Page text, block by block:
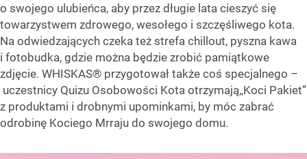
o swojego ulubieńca, aby przez długie lata cieszyć się
towarzystwem zdrowego, wesołego i szczęśliwego kota.
Na odwiedzających czeka też strefa chillout, pyszna kawa
i fotobudka, gdzie można będzie zrobić pamiątkowe
zdjęcie. WHISKAS® przygotował także coś specjalnego –
uczestnicy Quizu Osobowości Kota otrzymają,,Koci Pakiet”
z produktami i drobnymi upominkami, by móc zabrać
odrobinę Kociego Mrraju do swojego domu.